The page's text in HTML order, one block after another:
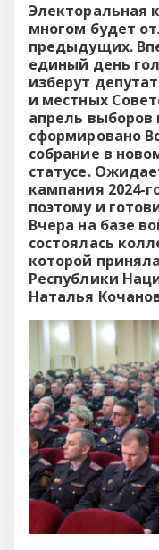
Электоральная
многом будет
предыдущих.
единый день
изберут
и местных
апрель выборов
сформировано
собрание в
статусе.
кампания 2024-
поэтому и
Вчера на базе
состоялась
которой
Республики
Наталья